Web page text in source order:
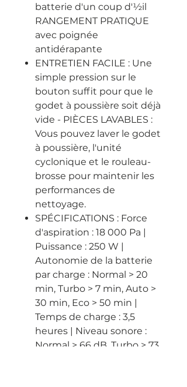
batterie d'un coup d'½il
RANGEMENT PRATIQUE
avec poignée
antidérapante
ENTRETIEN FACILE : Une
simple pression sur le
bouton suffit pour que le
godet à poussière soit déjà
vide - PIÈCES LAVABLES :
Vous pouvez laver le godet
à poussière, l'unité
cyclonique et le rouleau-
brosse pour maintenir les
performances de
nettoyage.
SPÉCIFICATIONS : Force
d'aspiration : 18 000 Pa |
Puissance : 250 W |
Autonomie de la batterie
par charge : Normal > 20
min, Turbo > 7 min, Auto >
30 min, Eco > 50 min |
Temps de charge : 3,5
heures | Niveau sonore :
Normal > 66 dB, Turbo > 73